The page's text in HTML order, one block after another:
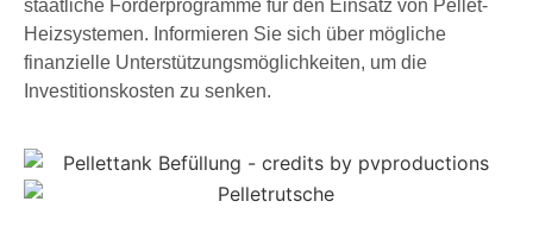
staatliche Förderprogramme für den Einsatz von Pellet-
Heizsystemen. Informieren Sie sich über mögliche
finanzielle Unterstützungsmöglichkeiten, um die
Investitionskosten zu senken.